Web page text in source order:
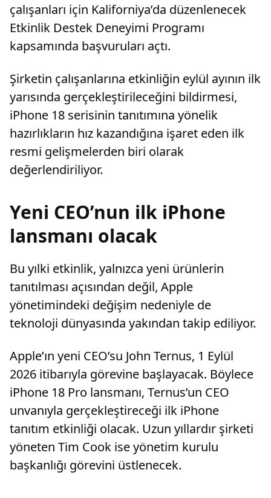
çalışanları için Kaliforniya’da düzenlenecek
Etkinlik Destek Deneyimi Programı
kapsamında başvuruları açtı.
Şirketin çalışanlarına etkinliğin eylül ayının ilk
yarısında gerçekleştirileceğini bildirmesi,
iPhone 18 serisinin tanıtımına yönelik
hazırlıkların hız kazandığına işaret eden ilk
resmi gelişmelerden biri olarak
değerlendiriliyor.
Yeni CEO’nun ilk iPhone
lansmanı olacak
Bu yılki etkinlik, yalnızca yeni ürünlerin
tanıtılması açısından değil, Apple
yönetimindeki değişim nedeniyle de
teknoloji dünyasında yakından takip ediliyor.
Apple’ın yeni CEO’su John Ternus, 1 Eylül
2026 itibarıyla görevine başlayacak. Böylece
iPhone 18 Pro lansmanı, Ternus’un CEO
unvanıyla gerçekleştireceği ilk iPhone
tanıtım etkinliği olacak. Uzun yıllardır şirketi
yöneten Tim Cook ise yönetim kurulu
başkanlığı görevini üstlenecek.